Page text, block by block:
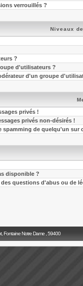
verrouillés ?
Niveaux
?
d'utilisateurs ?
d'un groupe
privés !
privés non-désirés !
spamming de quelqu'un sur
disponible ?
questions d'abus ou de
Fontaine Notre Dame , 59400